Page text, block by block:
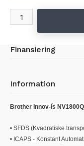
Finansiering
Information
Brother Innov-ís
• SFDS (Kvadratiske
• ICAPS - Konstant